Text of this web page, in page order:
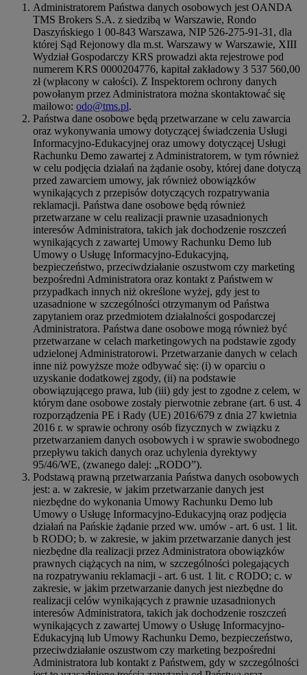
Administratorem Państwa danych osobowych jest OANDA
TMS Brokers S.A. z siedzibą w Warszawie, Rondo
Daszyńskiego 1 00-843 Warszawa, NIP 526-275-91-31, dla
której Sąd Rejonowy dla m.st. Warszawy w Warszawie, XIII
Wydział Gospodarczy KRS prowadzi akta rejestrowe pod
numerem KRS 0000204776, kapitał zakładowy 3 537 560,00
zł (wpłacony w całości). Z Inspektorem ochrony danych
powołanym przez Administratora można skontaktować się
mailowo: odo@tms.pl.
Państwa dane osobowe będą przetwarzane w celu zawarcia
oraz wykonywania umowy dotyczącej świadczenia Usługi
Informacyjno-Edukacyjnej oraz umowy dotyczącej Usługi
Rachunku Demo zawartej z Administratorem, w tym również
w celu podjęcia działań na żądanie osoby, której dane dotyczą
przed zawarciem umowy, jak również obowiązków
wynikających z przepisów dotyczących rozpatrywania
reklamacji. Państwa dane osobowe będą również
przetwarzane w celu realizacji prawnie uzasadnionych
interesów Administratora, takich jak dochodzenie roszczeń
wynikających z zawartej Umowy Rachunku Demo lub
Umowy o Usługę Informacyjno-Edukacyjną,
bezpieczeństwo, przeciwdziałanie oszustwom czy marketing
bezpośredni Administratora oraz kontakt z Państwem w
przypadkach innych niż określone wyżej, gdy jest to
uzasadnione w szczególności otrzymanym od Państwa
zapytaniem oraz przedmiotem działalności gospodarczej
Administratora. Państwa dane osobowe mogą również być
przetwarzane w celach marketingowych na podstawie zgody
udzielonej Administratorowi. Przetwarzanie danych w celach
inne niż powyższe może odbywać się: (i) w oparciu o
uzyskanie dodatkowej zgody, (ii) na podstawie
obowiązującego prawa, lub (iii) gdy jest to zgodne z celem, w
którym dane osobowe zostały pierwotnie zebrane (art. 6 ust. 4
rozporządzenia PE i Rady (UE) 2016/679 z dnia 27 kwietnia
2016 r. w sprawie ochrony osób fizycznych w związku z
przetwarzaniem danych osobowych i w sprawie swobodnego
przepływu takich danych oraz uchylenia dyrektywy
95/46/WE, (zwanego dalej: „RODO”).
Podstawą prawną przetwarzania Państwa danych osobowych
jest: a. w zakresie, w jakim przetwarzanie danych jest
niezbędne do wykonania Umowy Rachunku Demo lub
Umowy o Usługę Informacyjno-Edukacyjną oraz podjęcia
działań na Pańskie żądanie przed ww. umów - art. 6 ust. 1 lit.
b RODO; b. w zakresie, w jakim przetwarzanie danych jest
niezbędne dla realizacji przez Administratora obowiązków
prawnych ciążących na nim, w szczególności polegających
na rozpatrywaniu reklamacji - art. 6 ust. 1 lit. c RODO; c. w
zakresie, w jakim przetwarzanie danych jest niezbędne do
realizacji celów wynikających z prawnie uzasadnionych
interesów Administratora, takich jak dochodzenie roszczeń
wynikających z zawartej Umowy o Usługę Informacyjno-
Edukacyjną lub Umowy Rachunku Demo, bezpieczeństwo,
przeciwdziałanie oszustwom czy marketing bezpośredni
Administratora lub kontakt z Państwem, gdy w szczególności